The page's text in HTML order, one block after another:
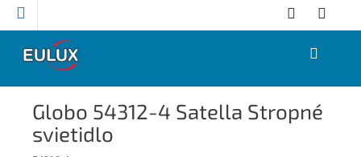
Prejsť
NÁKUPNÝ
Globo 54312-4 Satella Stropné
svietidlo